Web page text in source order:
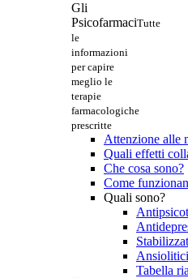
Gli
PsicofarmaciTutte
le
informazioni
per capire
meglio le
terapie
farmacologiche
prescritte
Attenzione alle
Quali effetti
Che cosa sono?
Come
Quali sono?
Tabella